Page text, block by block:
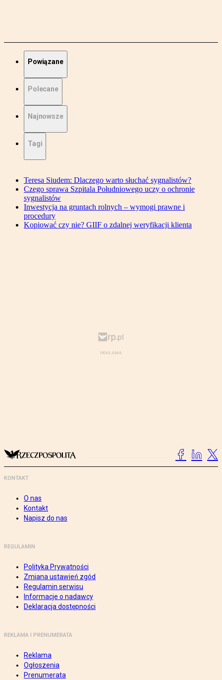
Powiązane
Polecane
Najnowsze
Tagi
Teresa Siudem: Dlaczego warto słuchać sygnalistów?
Czego sprawa Szpitala Południowego uczy o ochronie
sygnalistów
Inwestycja na gruntach rolnych – wymogi prawne i
procedury
Kopiować czy nie? GIIF o zdalnej weryfikacji klienta
KONTAKT
O nas
Kontakt
Napisz do nas
REGULAMIN
Polityka Prywatności
Zmiana ustawień zgód
Regulamin serwisu
Informacje o nadawcy
Deklaracja dostępności
REKLAMA I PRENUMERATA
Reklama
Ogłoszenia
Prenumerata